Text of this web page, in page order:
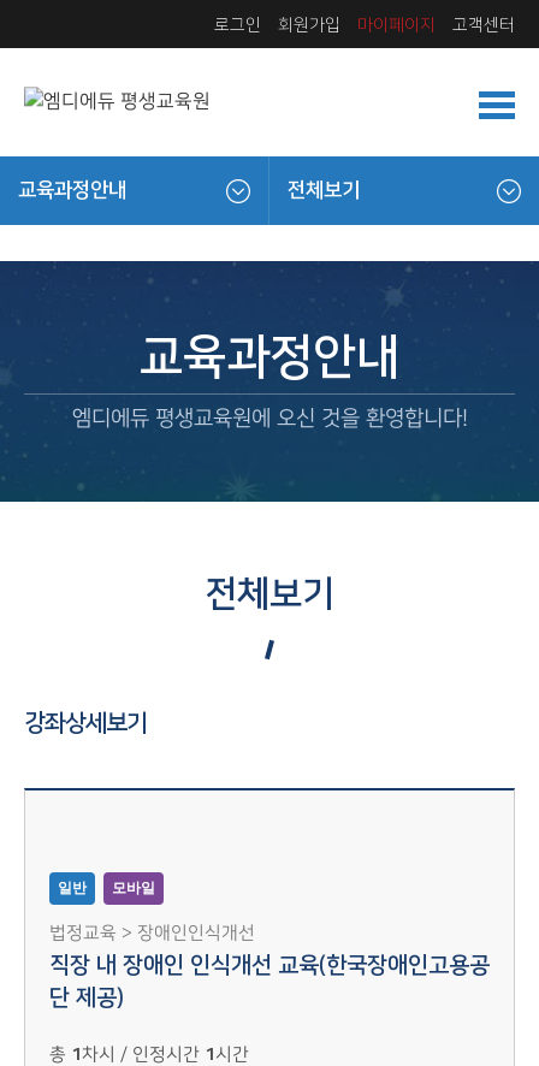
로그인 회원가입 마이페이지 고객센터
교육과정안내 전체보기
교육과정안내
엠디에듀 평생교육원에 오신 것을 환영합니다!
전체보기
강좌상세보기
일반 모바일
법정교육 > 장애인인식개선
직장 내 장애인 인식개선 교육(한국장애인고용공
단 제공)
총 1차시 / 인정시간 1시간